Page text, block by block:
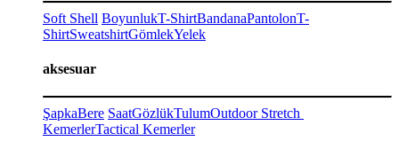
Soft Shell BoyunlukT-ShirtBandanaPantolonT-
ShirtSweatshirtGömlekYelek
aksesuar
ŞapkaBere SaatGözlükTulumOutdoor Stretch
KemerlerTactical Kemerler